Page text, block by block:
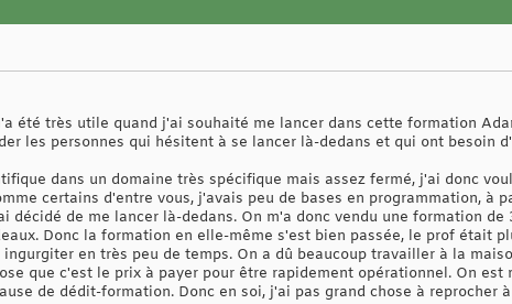
été très utile quand j'ai souhaité me lancer dans cette formation
les personnes qui hésitent à se lancer là-dedans et qui ont besoin
dans un domaine très spécifique mais assez fermé, j'ai donc
certains d'entre vous, j'avais peu de bases en programmation, à
décidé de me lancer là-dedans. On m'a donc vendu une formation
Donc la formation en elle-même s'est bien passée, le prof était
en très peu de temps. On a dû beaucoup travailler à la
que c'est le prix à payer pour être rapidement opérationnel. On
de dédit-formation. Donc en soi, j'ai pas grand chose à reprocher